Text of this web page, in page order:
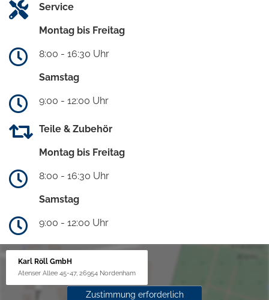
Service
Montag bis Freitag
8:00 - 16:30 Uhr
Samstag
9:00 - 12:00 Uhr
Teile & Zubehör
Montag bis Freitag
8:00 - 16:30 Uhr
Samstag
9:00 - 12:00 Uhr
Karl Röll GmbH
Atenser Allee 45-47, 26954 Nordenham
Zustimmung erforderlich